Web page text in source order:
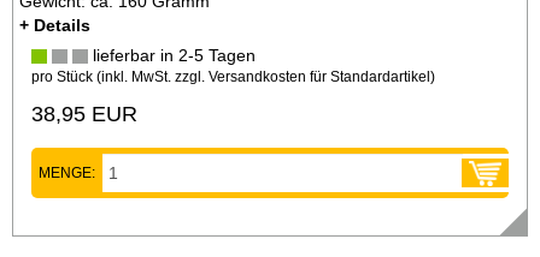
+ Details
lieferbar in 2-5 Tagen
pro Stück (inkl. MwSt. zzgl. Versandkosten für Standardartikel)
38,95 EUR
MENGE: